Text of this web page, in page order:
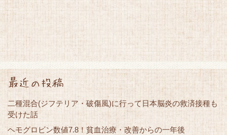
最近の投稿
二種混合(ジフテリア・破傷風)に行って日本脳炎の救済接種も
受けた話
ヘモグロビン数値7.8！貧血治療・改善からの一年後